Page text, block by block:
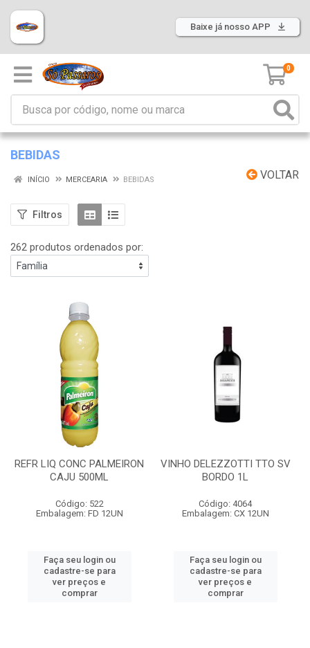
Baixe já nosso APP
0
BEBIDAS
VOLTAR
INÍCIO MERCEARIA BEBIDAS
Filtros
262 produtos ordenados por:
REFR LIQ CONC PALMEIRON
CAJU 500ML
Código: 522
Embalagem: FD 12UN
Faça seu login ou
cadastre-se para
ver preços e
comprar
VINHO DELEZZOTTI TTO SV
BORDO 1L
Código: 4064
Embalagem: CX 12UN
Faça seu login ou
cadastre-se para
ver preços e
comprar